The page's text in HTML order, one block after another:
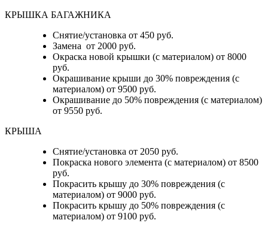
КРЫШКА БАГАЖНИКА
Снятие/установка от 450 руб.
Замена от 2000 руб.
Окраска новой крышки (с материалом) от 8000
руб.
Окрашивание крыши до 30% повреждения (с
материалом) от 9500 руб.
Окрашивание до 50% повреждения (с материалом)
от 9550 руб.
КРЫША
Снятие/установка от 2050 руб.
Покраска нового элемента (с материалом) от 8500
руб.
Покрасить крышу до 30% повреждения (с
материалом) от 9000 руб.
Покрасить крышу до 50% повреждения (с
материалом) от 9100 руб.